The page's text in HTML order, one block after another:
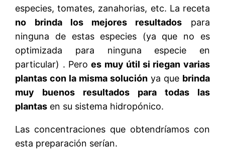
especies, tomates, zanahorias, etc. La receta
no brinda los mejores resultados para
ninguna de estas especies (ya que no es
optimizada para ninguna especie en
particular) . Peroes muy útil si riegan varias
plantas con la misma soluciónya que brinda
muy buenos resultados para todas las
plantas en su sistema hidropónico.
Las concentraciones que obtendríamos con
esta preparación serían.